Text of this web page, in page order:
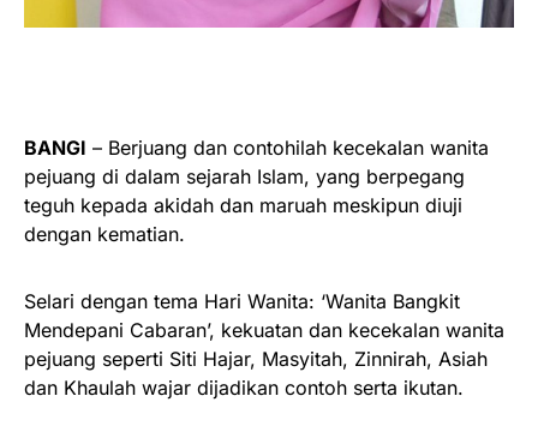
BANGI – Berjuang dan contohilah kecekalan wanita
pejuang di dalam sejarah Islam, yang berpegang
teguh kepada akidah dan maruah meskipun diuji
dengan kematian.
Selari dengan tema Hari Wanita: ‘Wanita Bangkit
Mendepani Cabaran’, kekuatan dan kecekalan wanita
pejuang seperti Siti Hajar, Masyitah, Zinnirah, Asiah
dan Khaulah wajar dijadikan contoh serta ikutan.